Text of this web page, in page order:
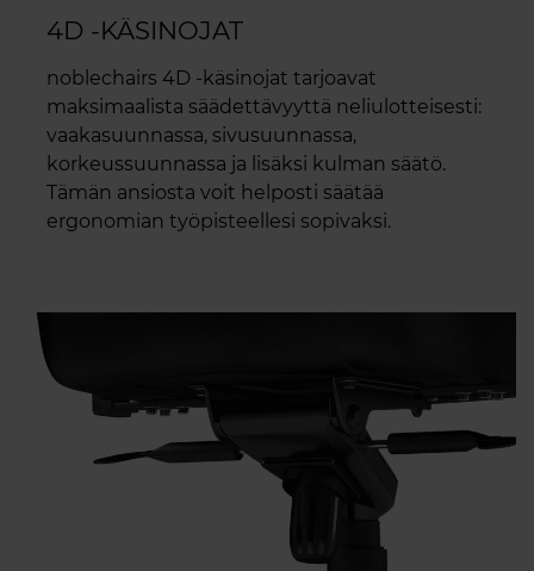
4D -KÄSINOJAT
noblechairs 4D -käsinojat tarjoavat
maksimaalista säädettävyyttä neliulotteisesti:
vaakasuunnassa, sivusuunnassa,
korkeussuunnassa ja lisäksi kulman säätö.
Tämän ansiosta voit helposti säätää
ergonomian työpisteellesi sopivaksi.